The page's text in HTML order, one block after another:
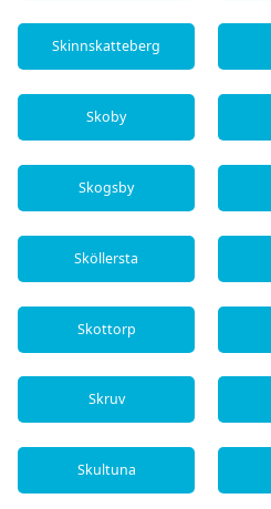
Skinnskatteberg
Skoby
Skogsby
Sköllersta
Skottorp
Skruv
Skultuna